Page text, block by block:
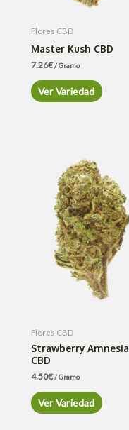
Flores CBD
Master Kush CBD
7.26€/ Gramo
Ver Variedad
Flores CBD
Strawberry Amnesia
CBD
4.50€/ Gramo
Ver Variedad